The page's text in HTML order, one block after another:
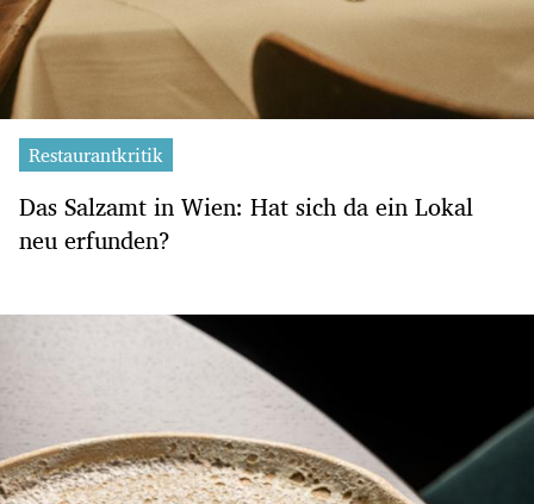
Restaurantkritik
Das Salzamt in Wien: Hat sich da ein Lokal
neu erfunden?